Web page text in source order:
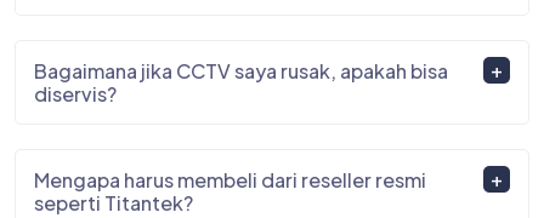
Bagaimana jika CCTV saya rusak, apakah bisa
diservis?
Mengapa harus membeli dari reseller resmi
seperti Titantek?